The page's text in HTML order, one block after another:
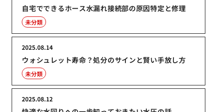
自宅でできるホース水漏れ接続部の原因特定と修理
未分類
ウォシュレット寿命？処分のサインと賢い手放し方
2025.08.14
未分類
2025.08.12